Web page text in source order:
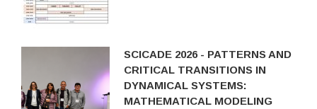
SCICADE 2026 - PATTERNS AND
CRITICAL TRANSITIONS IN
DYNAMICAL SYSTEMS:
MATHEMATICAL MODELING